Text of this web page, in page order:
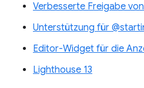
Verbesserte Freigabe
Unterstützung für
Editor-Widget für die
Lighthouse 13